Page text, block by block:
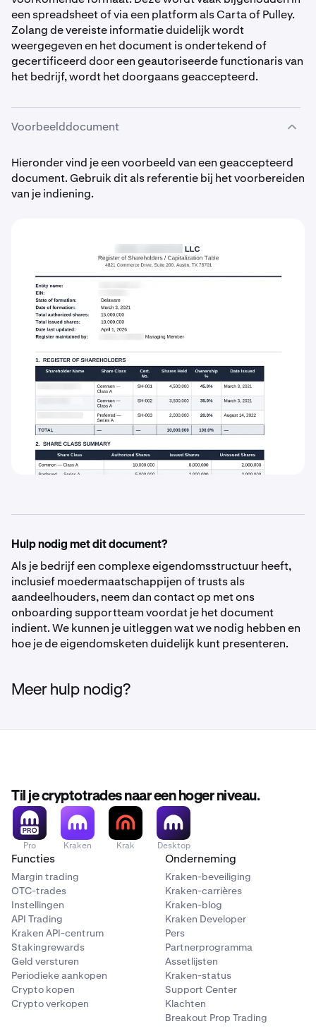
een spreadsheet of via een platform als Carta of Pulley.
Zolang de vereiste informatie duidelijk wordt
weergegeven en het document is ondertekend of
gecertificeerd door een geautoriseerde functionaris van
het bedrijf, wordt het doorgaans geaccepteerd.
Voorbeelddocument
Hieronder vind je een voorbeeld van een geaccepteerd
document. Gebruik dit als referentie bij het voorbereiden
van je indiening.
Hulp nodig met dit document?
Als je bedrijf een complexe eigendomsstructuur heeft,
inclusief moedermaatschappijen of trusts als
aandeelhouders, neem dan contact op met ons
onboarding supportteam voordat je het document
indient. We kunnen je uitleggen wat we nodig hebben en
hoe je de eigendomsketen duidelijk kunt presenteren.
Meer hulp nodig?
Til je cryptotrades naar een hoger niveau.
Pro Kraken Krak Desktop
Functies
Margin trading
OTC-trades
Instellingen
API Trading
Kraken API-centrum
Stakingrewards
Geld versturen
Periodieke aankopen
Crypto kopen
Crypto verkopen
Onderneming
Kraken-beveiliging
Kraken-carrières
Kraken-blog
Kraken Developer
Pers
Partnerprogramma
Assetlijsten
Kraken-status
Support Center
Klachten
Breakout Prop Trading